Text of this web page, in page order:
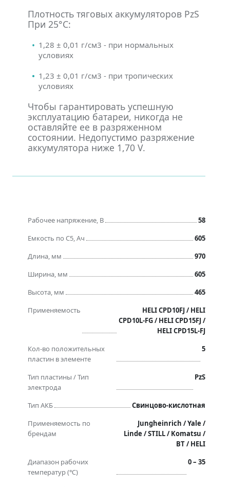
Плотность тяговых аккумуляторов PzS
При 25°С:
1,28 ± 0,01 г/см3 - при нормальных
условиях
1,23 ± 0,01 г/см3 - при тропических
условиях
Чтобы гарантировать успешную
эксплуатацию батареи, никогда не
оставляйте ее в разряженном
состоянии. Недопустимо разряжение
аккумулятора ниже 1,70 V.
Рабочее напряжение, В
58
Емкость по C5, Ач
605
Длина, мм
970
Ширина, мм
605
Высота, мм
465
Применяемость
HELI CPD10FJ / HELI
CPD10L-FG / HELI CPD15FJ /
HELI CPD15L-FJ
Кол-во положительных
пластин в элементе
5
Тип пластины / Тип
электрода
PzS
Тип АКБ
Свинцово-кислотная
Применяемость по
брендам
Jungheinrich / Yale /
Linde / STILL / Komatsu /
BT / HELI
Диапазон рабочих
температур (℃)
0 – 35